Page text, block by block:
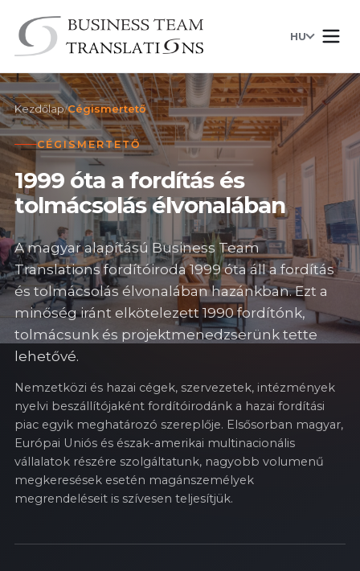
HU
Kezdőlap/Cégismertető
CÉGISMERTETŐ
1999 óta a fordítás és
tolmácsolás élvonalában
A magyar alapítású Business Team
Translations fordítóiroda 1999 óta áll a fordítás
és tolmácsolás élvonalában hazánkban. Ezt a
minőség iránt elkötelezett 1990 fordítónk,
tolmácsunk és projektmenedzserünk tette
lehetővé.
Nemzetközi és hazai cégek, szervezetek, intézmények
nyelvi beszállítójaként fordítóirodánk a hazai fordítási
piac egyik meghatározó szereplője. Elsősorban magyar,
Európai Uniós és észak-amerikai multinacionális
vállalatok részére szolgáltatunk, nagyobb volumenű
megkeresések esetén magánszemélyek
megrendeléseit is szívesen teljesítjük.